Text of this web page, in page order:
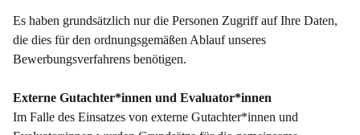
Es haben grundsätzlich nur die Personen Zugriff auf Ihre Daten,
die dies für den ordnungsgemäßen Ablauf unseres
Bewerbungsverfahrens benötigen.
Externe Gutachter*innen und Evaluator*innen
Im Falle des Einsatzes von externe Gutachter*innen und